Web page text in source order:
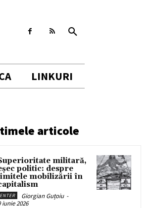
LINKURI
articole
militară,
politic: despre
mobilizării în
ENTER Giorgian Guțoiu -
iunie 2026